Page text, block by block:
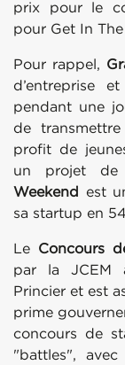
prix pour le
pour Get In
Pour rappel,
d’entreprise
pendant une
de
profit de
un projet de
Weekend est
sa startup en
Le Concours
par la JCEM
Princier et est
prime
concours de
"battles",